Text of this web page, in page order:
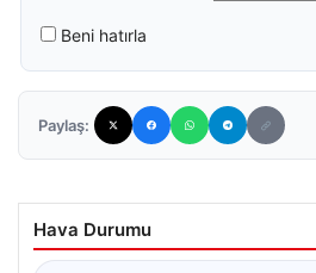
Beni hatırla
Paylaş:
Hava Durumu